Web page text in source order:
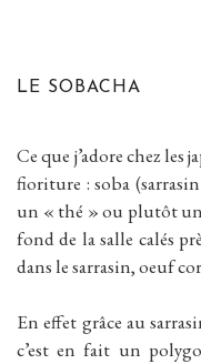
LE SOBACHA
Ce que j’adore chez les
fioriture : soba
un « thé » ou plutôt
fond de la salle calés
dans le sarrasin, oeuf
En effet grâce au
c’est en fait un